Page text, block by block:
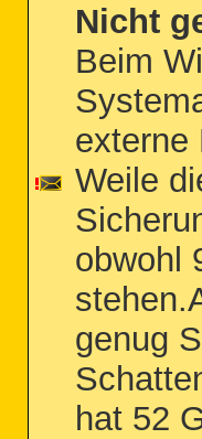
Nicht
Beim
externe
Weile
obwohl
genug
hat 52